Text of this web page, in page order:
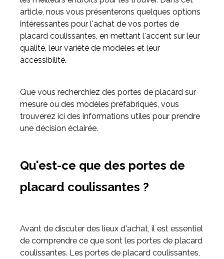
article, nous vous présenterons quelques options
intéressantes pour l'achat de vos portes de
placard coulissantes, en mettant l'accent sur leur
qualité, leur variété de modèles et leur
accessibilité.
Que vous recherchiez des portes de placard sur
mesure ou des modèles préfabriqués, vous
trouverez ici des informations utiles pour prendre
une décision éclairée.
Qu'est-ce que des portes de
placard coulissantes ?
Avant de discuter des lieux d'achat, il est essentiel
de comprendre ce que sont les portes de placard
coulissantes. Les portes de placard coulissantes,